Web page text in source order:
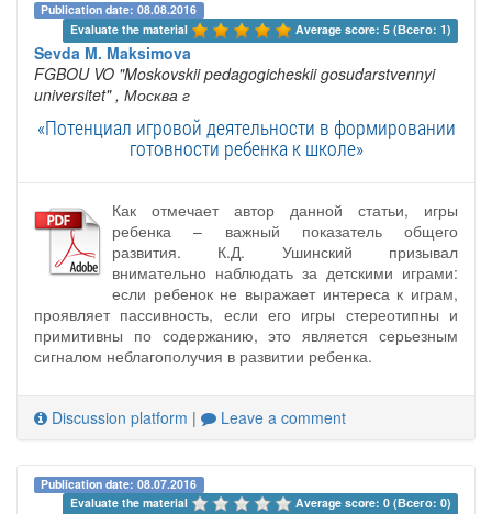
Publication date: 08.08.2016
Evaluate the material
Average score: 5 (Всего: 1)
Sevda M. Maksimova
FGBOU VO "Moskovskii pedagogicheskii gosudarstvennyi
universitet" , Москва г
«Потенциал игровой деятельности в формировании
готовности ребенка к школе»
Как отмечает автор данной статьи, игры
ребенка – важный показатель общего
развития. К.Д. Ушинский призывал
внимательно наблюдать за детскими играми:
если ребенок не выражает интереса к играм,
проявляет пассивность, если его игры стереотипны и
примитивны по содержанию, это является серьезным
сигналом неблагополучия в развитии ребенка.
Discussion platform | Leave a comment
Publication date: 08.07.2016
Evaluate the material
Average score: 0 (Всего: 0)